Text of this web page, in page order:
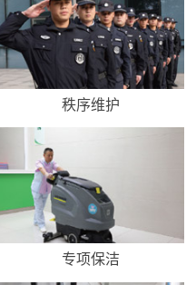
秩序维护
专项保洁